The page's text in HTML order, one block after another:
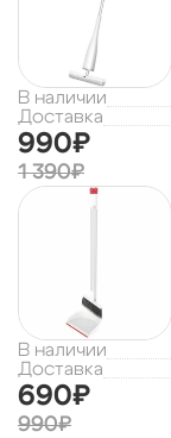
990₽
1 390₽
В наличии
Доставка
690₽
990₽
В наличии
Доставка